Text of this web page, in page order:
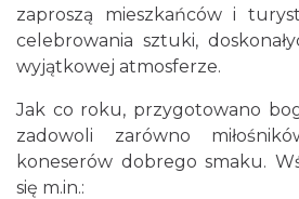
Żarki-Letnisko
zaproszą mieszkańców i
celebrowania sztuki,
wyjątkowej atmosferze.
Jak co roku, przygotowano
zadowoli zarówno
koneserów dobrego smaku.
się m.in.: